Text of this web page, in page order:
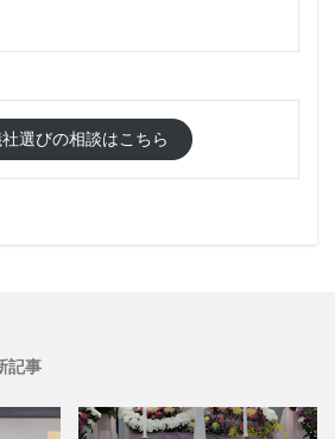
選びの相談はこちら
記事